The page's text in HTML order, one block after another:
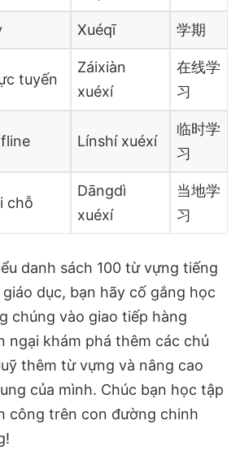
Xuéqī 学期
tuyến
Záixiàn
xuéxí
在线学
习
Línshí xuéxí
临时学
习
chỗ
Dāngdì
xuéxí
当地学
习
danh sách 100 từ vựng tiếng
dục, bạn hãy cố gắng học
chúng vào giao tiếp hàng
ngại khám phá thêm các chủ
thêm từ vựng và nâng cao
của mình. Chúc bạn học tập
công trên con đường chinh